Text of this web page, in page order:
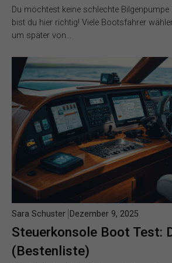
Du möchtest keine schlechte Bilgenpumpe
bist du hier richtig! Viele Bootsfahrer
um später von…
Steuerkonsole Boot Test:
(Bestenliste)
Sara Schuster Dezember 9, 2025